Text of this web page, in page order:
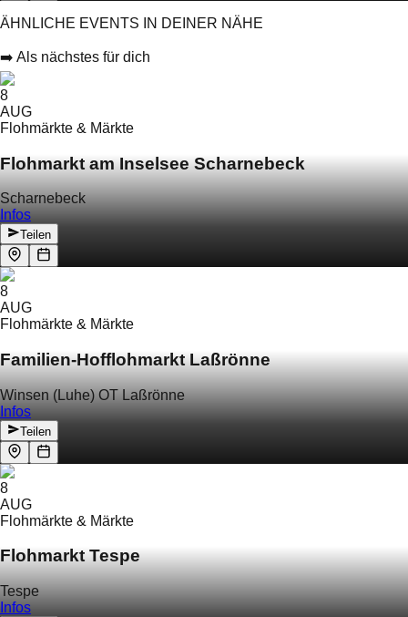
ÄHNLICHE EVENTS IN DEINER NÄHE
➡️ Als nächstes für dich
8
AUG
Flohmärkte & Märkte
Flohmarkt am Inselsee Scharnebeck
Scharnebeck
Infos
Teilen
8
AUG
Flohmärkte & Märkte
Familien-Hofflohmarkt Laßrönne
Winsen (Luhe) OT Laßrönne
Infos
Teilen
8
AUG
Flohmärkte & Märkte
Flohmarkt Tespe
Tespe
Infos